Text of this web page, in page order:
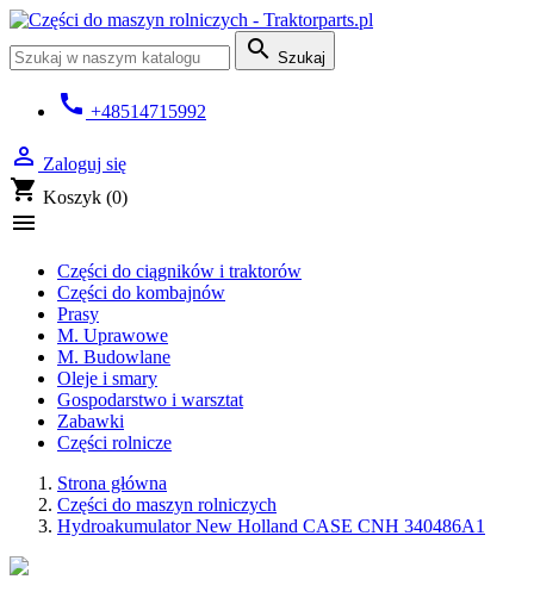
 Szukaj
call +48514715992
 Zaloguj się
shopping_cart Koszyk (0)

Części do ciągników i traktorów
Części do kombajnów
Prasy
M. Uprawowe
M. Budowlane
Oleje i smary
Gospodarstwo i warsztat
Zabawki
Części rolnicze
Strona główna
Części do maszyn rolniczych
Hydroakumulator New Holland CASE CNH 340486A1